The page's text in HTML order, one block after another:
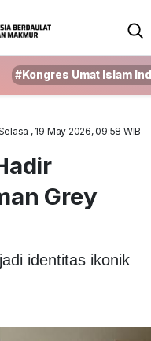
#Kongres Umat Islam
, 19 May 2026, 09:58 WIB
Grey
identitas ikonik